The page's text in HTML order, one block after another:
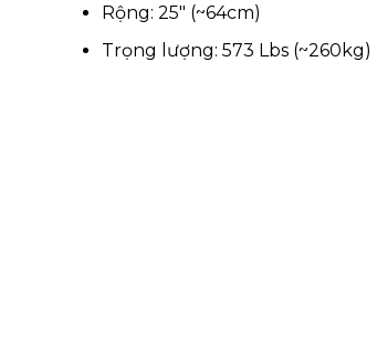
Rộng: 25″ (~64cm)
Trọng lượng: 573 Lbs (~260kg)